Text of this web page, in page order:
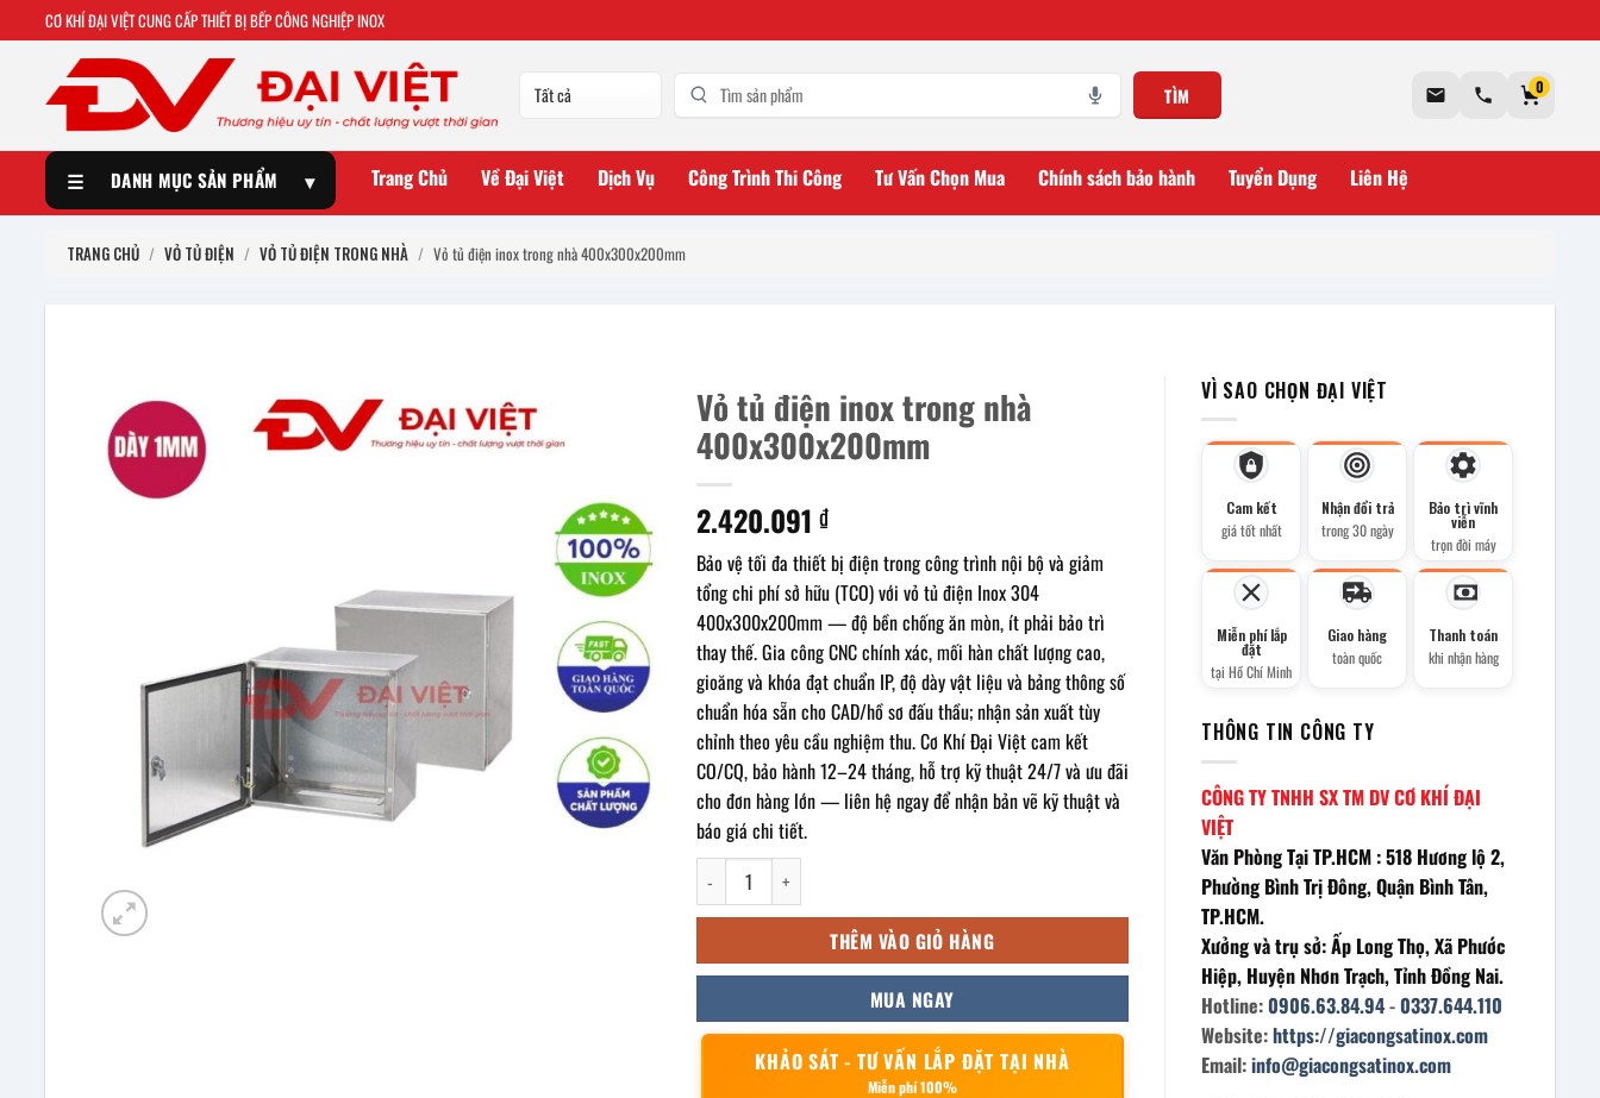
CƠ KHÍ ĐẠI VIỆT CUNG CẤP THIẾT BỊ BẾP CÔNG NGHIỆP INOX
TÌM 0
☰ DANH MỤC SẢN PHẨM ▾ Trang Chủ Về Đại Việt Dịch Vụ Công Trình Thi Công Tư Vấn Chọn Mua Chính sách bảo hành Tuyển Dụng Liên Hệ
TRANG CHỦ / VỎ TỦ ĐIỆN / VỎ TỦ ĐIỆN TRONG NHÀ / Vỏ tủ điện inox trong nhà 400x300x200mm
Vỏ tủ điện inox trong nhà
400x300x200mm
2.420.091 ₫
Bảo vệ tối đa thiết bị điện trong công trình nội bộ và giảm
tổng chi phí sở hữu (TCO) với vỏ tủ điện Inox 304
400x300x200mm — độ bền chống ăn mòn, ít phải bảo trì
thay thế. Gia công CNC chính xác, mối hàn chất lượng cao,
gioăng và khóa đạt chuẩn IP, độ dày vật liệu và bảng thông số
chuẩn hóa sẵn cho CAD/hồ sơ đấu thầu; nhận sản xuất tùy
chỉnh theo yêu cầu nghiệm thu. Cơ Khí Đại Việt cam kết
CO/CQ, bảo hành 12–24 tháng, hỗ trợ kỹ thuật 24/7 và ưu đãi
cho đơn hàng lớn — liên hệ ngay để nhận bản vẽ kỹ thuật và
báo giá chi tiết.
Vỏ tủ điện inox trong nhà 400x300x200mm số lượng
THÊM VÀO GIỎ HÀNG
MUA NGAY
KHẢO SÁT - TƯ VẤN LẮP ĐẶT TẠI NHÀ
Miễn phí 100%
VÌ SAO CHỌN ĐẠI VIỆT
Cam kết
giá tốt nhất
Nhận đổi trả
trong 30 ngày
Bảo trì vĩnh
viễn
trọn đời máy
Miễn phí lắp
đặt
tại Hồ Chí Minh
Giao hàng
toàn quốc
Thanh toán
khi nhận hàng
THÔNG TIN CÔNG TY
CÔNG TY TNHH SX TM DV CƠ KHÍ ĐẠI
VIỆT
Văn Phòng Tại TP.HCM : 518 Hương lộ 2,
Phường Bình Trị Đông, Quận Bình Tân,
TP.HCM.
Xưởng và trụ sở: Ấp Long Thọ, Xã Phước
Hiệp, Huyện Nhơn Trạch, Tỉnh Đồng Nai.
Hotline:0906.63.84.94-0337.644.110
Website:https://giacongsatinox.com
Email:info@giacongsatinox.com